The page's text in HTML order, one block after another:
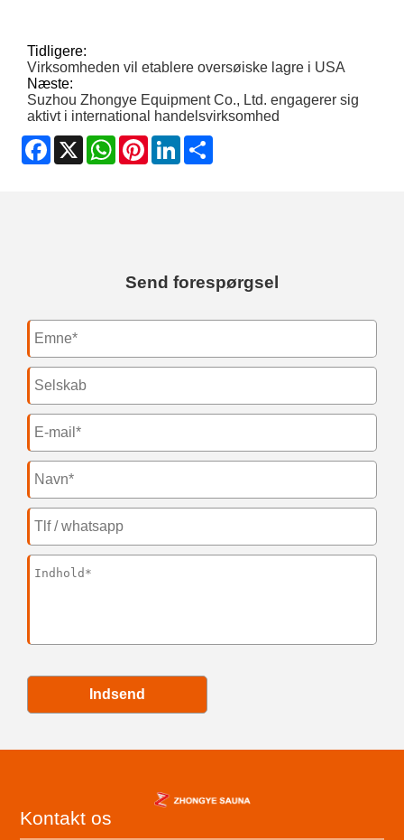
Tidligere:
Virksomheden vil etablere oversøiske lagre i USA
Næste:
Suzhou Zhongye Equipment Co., Ltd. engagerer sig
aktivt i international handelsvirksomhed
Facebook
X WhatsApp
PinterestLinkedIn
Send forespørgsel
Indsend
Kontakt os